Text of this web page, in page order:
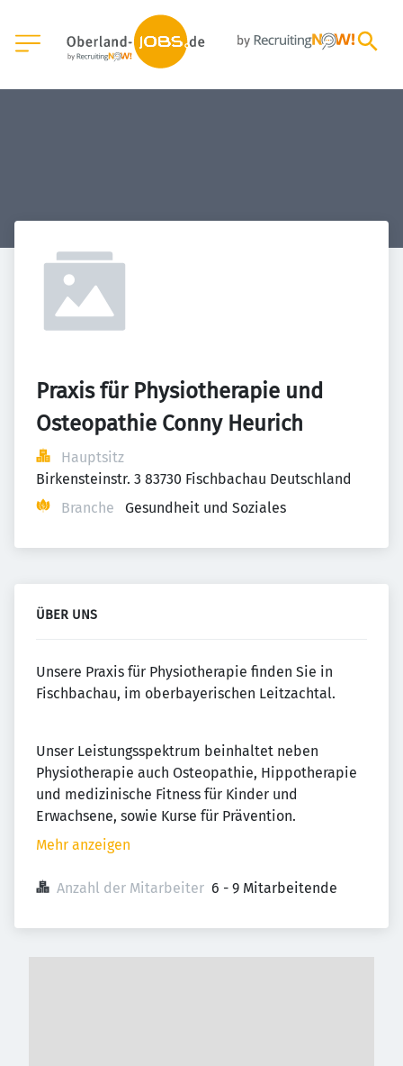
Praxis für Physiotherapie und
Osteopathie Conny Heurich
Hauptsitz
Birkensteinstr. 3 83730 Fischbachau Deutschland
Branche
Gesundheit und Soziales
ÜBER UNS
Unsere Praxis für Physiotherapie finden Sie in
Fischbachau, im oberbayerischen Leitzachtal.
Unser Leistungsspektrum beinhaltet neben
Physiotherapie auch Osteopathie, Hippotherapie
und medizinische Fitness für Kinder und
Erwachsene, sowie Kurse für Prävention.
Mehr anzeigen
Anzahl der Mitarbeiter 6 - 9 Mitarbeitende